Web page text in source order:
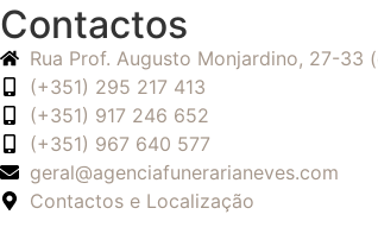
Contactos
Rua Prof. Augusto Monjardino, 27-
(+351) 295 217 413
(+351) 917 246 652
(+351) 967 640 577
geral@agenciafunerarianeves.com
Contactos e Localização